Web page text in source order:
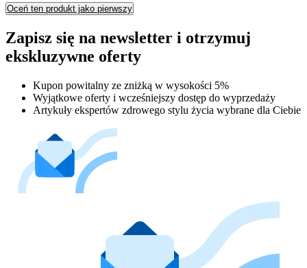
Oceń ten produkt jako pierwszy
Zapisz się na newsletter i otrzymuj
ekskluzywne oferty
Kupon powitalny ze zniżką w wysokości 5%
Wyjątkowe oferty i wcześniejszy dostęp do wyprzedaży
Artykuły ekspertów zdrowego stylu życia wybrane dla Ciebie